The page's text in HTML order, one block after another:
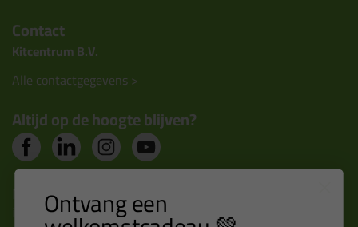
Contact
Kitcentrum B.V.
Alle contactgegevens >
Altijd op de hoogte blijven?
Nieuws, tips en exclusieve deals rechtstreeks in je
inbox Ontvang een